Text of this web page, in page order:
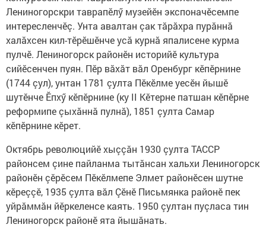
Лениногорскри таврапӗлӳ музейӗн экспоначӗсемпе
интересленчӗç. Унта авалтан çак тăрăхра пурăннă
халăхсен кил-тӗрӗшӗнче усă курнă япалисене курма
пулчӗ. Лениногорск районӗн историйӗ культура
сийӗсенчен пуян. Пӗр вăхăт вăл Оренбург кӗпӗрнине
(1744 çул), унтан 1781 çулта Пӗкӗлме уесӗн йышӗ
шутӗнче Ӗпхӳ кӗпӗрнине (ку II Кӗтерне патшан кӗпӗрне
реформипе çыхăннă пулнă), 1851 çулта Самар
кӗпӗрнине кӗрет.
Октябрь революцийӗ хыççăн 1930 çулта ТАССР
районсем çине пайланма тытăнсан хальхи Лениногорск
районӗн çӗрӗсем Пӗкӗлмепе Элмет районӗсен шутне
кӗреççӗ, 1935 çулта вăл Çӗнӗ Письмянка районӗ пек
уйрăммăн йӗркеленсе каять. 1950 çултан пуçласа тин
Лениногорск районӗ ята йышăнать.